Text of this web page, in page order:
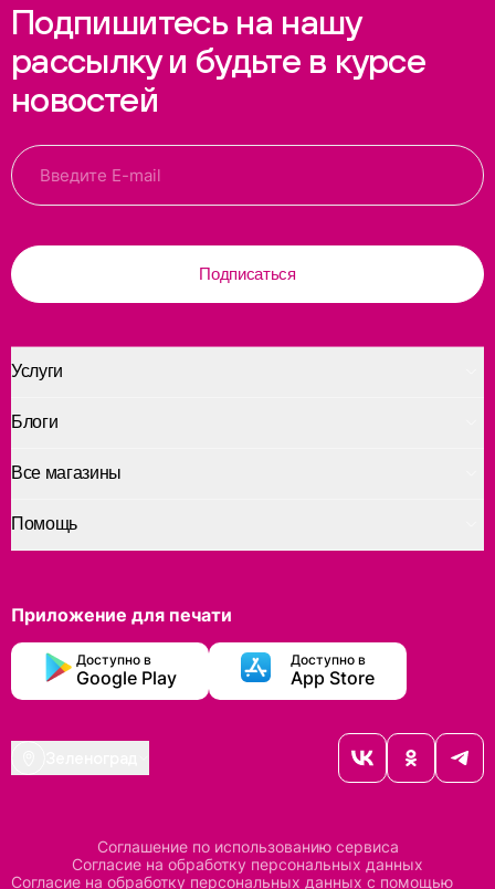
Подпишитесь на нашу
рассылку и будьте в курсе
новостей
Подписаться
Услуги
Помощь
Блоги
Все магазины
Приложение для печати
Доступно в
Google Play
Доступно в
App Store
Соглашение по использованию сервиса
Согласие на обработку персональных данных
Согласие на обработку персональных данных с помощью